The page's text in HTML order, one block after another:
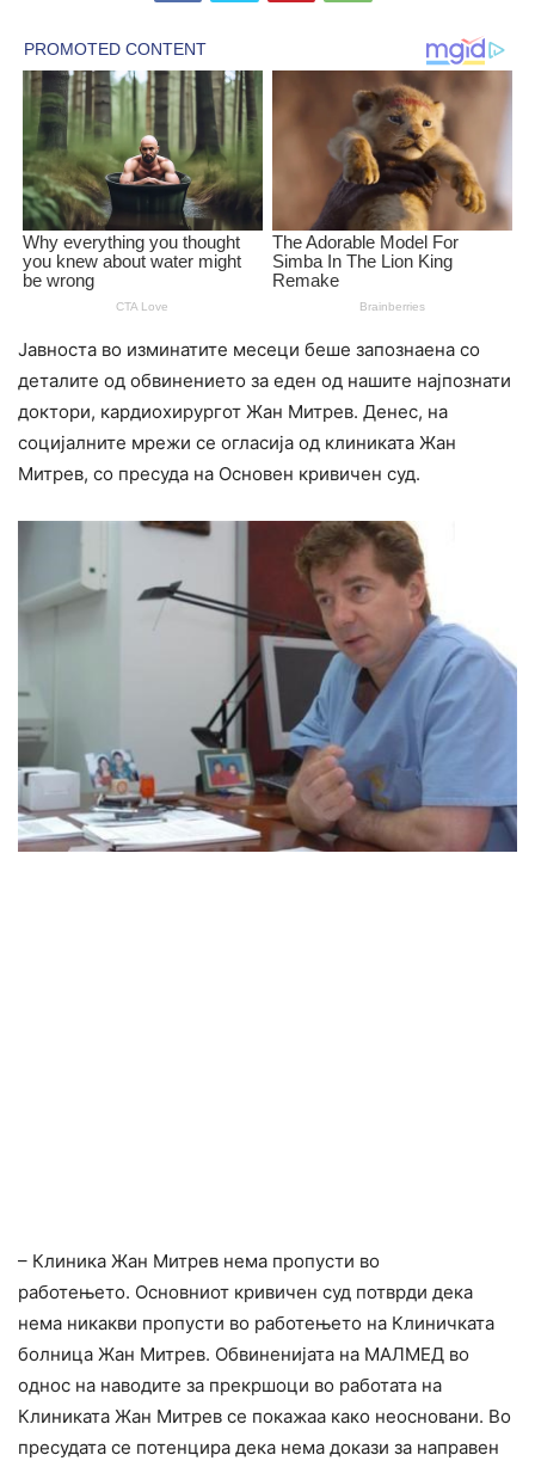
Јавноста во изминатите месеци беше запознаена со
деталите од обвинението за еден од нашите најпознати
доктори, кардиохирургот Жан Митрев. Денес, на
социјалните мрежи се огласија од клиниката Жан
Митрев, со пресуда на Основен кривичен суд.
– Клиника Жан Митрев нема пропусти во
работењето. Основниот кривичен суд потврди дека
нема никакви пропусти во работењето на Клиничката
болница Жан Митрев. Обвиненијата на МАЛМЕД во
однос на наводите за прекршоци во работата на
Клиниката Жан Митрев се покажаа како неосновани. Во
пресудата се потенцира дека нема докази за направен